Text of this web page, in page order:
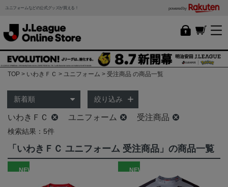
ユニフォームなどの公式グッズが買える！ powered by
TOP いわきＦＣ ユニフォーム 受注商品 の商品一覧
絞り込み
いわきＦＣ ユニフォーム 受注商品
検索結果：5件
「いわきＦＣ ユニフォーム 受注商品」の商品一覧
NEW NEW